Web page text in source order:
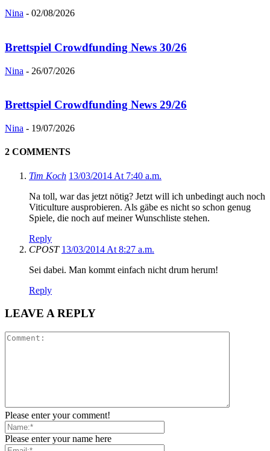
Nina - 02/08/2026
Brettspiel Crowdfunding News 30/26
Nina - 26/07/2026
Brettspiel Crowdfunding News 29/26
Nina - 19/07/2026
2 COMMENTS
Tim Koch 13/03/2014 At 7:40 a.m.
Na toll, war das jetzt nötig? Jetzt will ich unbedingt auch noch
Viticulture ausprobieren. Als gäbe es nicht so schon genug
Spiele, die noch auf meiner Wunschliste stehen.
Reply
CPOST 13/03/2014 At 8:27 a.m.
Sei dabei. Man kommt einfach nicht drum herum!
Reply
LEAVE A REPLY
Please enter your comment!
Please enter your name here